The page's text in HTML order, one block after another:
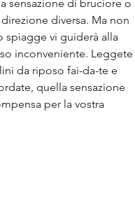
sensazione di bruciore o
diversa. Ma non
spiagge vi guiderà alla
inconveniente. Leggete
da riposo fai-da-te e
quella sensazione
per la vostra